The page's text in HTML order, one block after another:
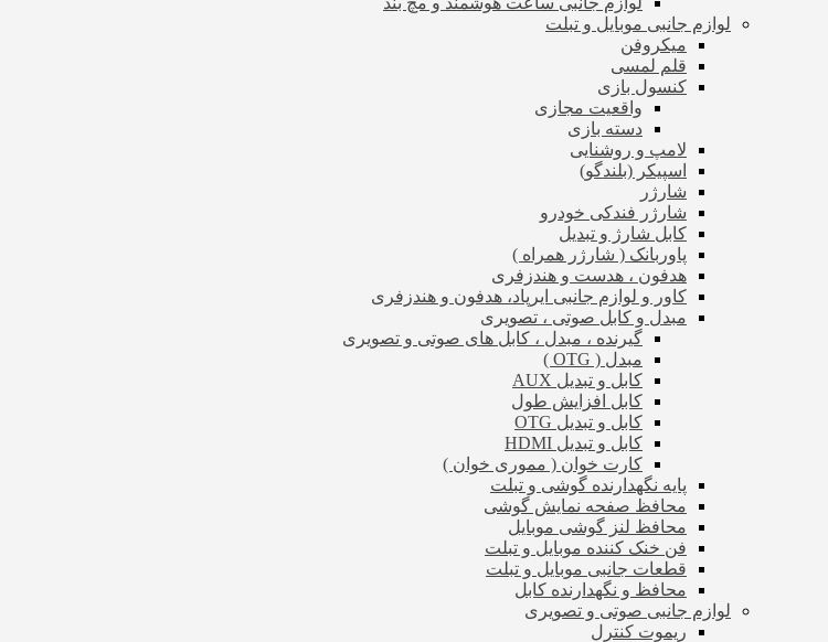
لوازم جانبی موبایل و تبلت
میکروفن
قلم لمسی
کنسول بازی
واقعیت مجازی
دسته بازی
لامپ و روشنایی
اسپیکر (بلندگو)
شارژر
شارژر فندکی خودرو
کابل شارژ و تبدیل
پاوربانک ( شارژر همراه )
هدفون ، هدست و هندزفری
کاور و لوازم جانبی ایرپاد، هدفون و هندزفری
مبدل و کابل صوتی ، تصویری
گیرنده ، مبدل ، کابل های صوتی و تصویری
مبدل ( OTG )
کابل و تبدیل AUX
کابل افزایش طول
کابل و تبدیل OTG
کابل و تبدیل HDMI
کارت خوان ( مموری خوان )
پایه نگهدارنده گوشی و تبلت
محافظ صفحه نمایش گوشی
محافظ لنز گوشی موبایل
فن خنک کننده موبایل و تبلت
قطعات جانبی موبایل و تبلت
محافظ و نگهدارنده کابل
لوازم جانبی صوتی و تصویری
ریموت کنترل